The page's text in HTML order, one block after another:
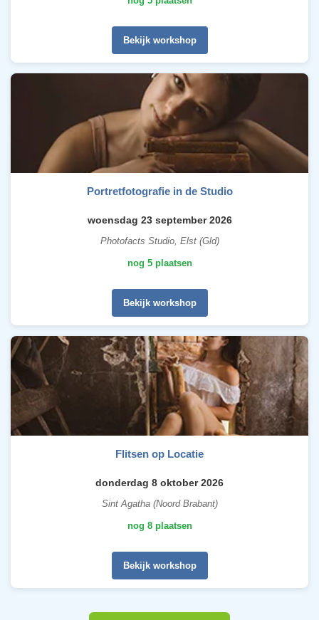
Bekijk workshop
Portretfotografie in de Studio
woensdag 23 september 2026
Photofacts Studio, Elst (Gld)
nog 5 plaatsen
Bekijk workshop
Flitsen op Locatie
donderdag 8 oktober 2026
Sint Agatha (Noord Brabant)
nog 8 plaatsen
Bekijk workshop